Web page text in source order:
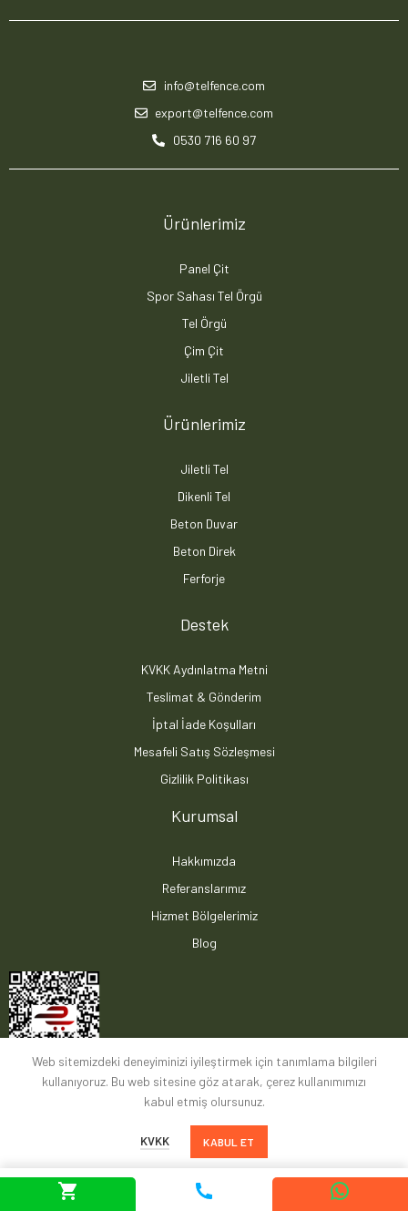
info@telfence.com
export@telfence.com
0530 716 60 97
Ürünlerimiz
Panel Çit
Spor Sahası Tel Örgü
Tel Örgü
Çim Çit
Jiletli Tel
Ürünlerimiz
Jiletli Tel
Dikenli Tel
Beton Duvar
Beton Direk
Ferforje
Destek
KVKK Aydınlatma Metni
Teslimat & Gönderim
İptal İade Koşulları
Mesafeli Satış Sözleşmesi
Gizlilik Politikası
Kurumsal
Hakkımızda
Referanslarımız
Hizmet Bölgelerimiz
Blog
Web sitemizdeki deneyiminizi iyileştirmek için tanımlama bilgileri
kullanıyoruz. Bu web sitesine göz atarak, çerez kullanımımızı
kabul etmiş olursunuz.
KVKK KABUL ET